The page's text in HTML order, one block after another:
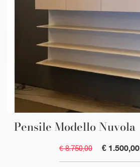
Pensile Modello Nuvola
€ 8.750,00 € 1.500,00